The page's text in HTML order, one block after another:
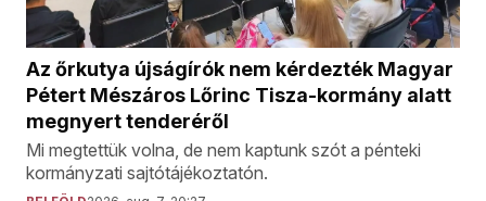
Az őrkutya újságírók nem kérdezték Magyar
Pétert Mészáros Lőrinc Tisza-kormány alatt
megnyert tenderéről
Mi megtettük volna, de nem kaptunk szót a pénteki
kormányzati sajtótájékoztatón.